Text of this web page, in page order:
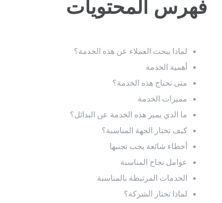
فهرس المحتويات
لماذا يبحث العملاء عن هذه الخدمة؟
أهمية الخدمة
متى تحتاج هذه الخدمة؟
مميزات الخدمة
ما الذي يميز هذه الخدمة عن البدائل؟
كيف تختار الجهة المناسبة؟
أخطاء شائعة يجب تجنبها
عوامل نجاح المناسبة
الخدمات المرتبطة بالمناسبة
لماذا تختار الشركة؟